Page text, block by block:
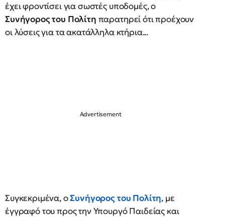
έχει φροντίσει για σωστές υποδομές, ο
Συνήγορος του Πολίτη παρατηρεί ότι προέχουν
οι λύσεις για τα ακατάλληλα κτήρια...
Συγκεκριμένα, οΣυνήγορος του Πολίτη, με
έγγραφό του προς την Υπουργό Παιδείας και